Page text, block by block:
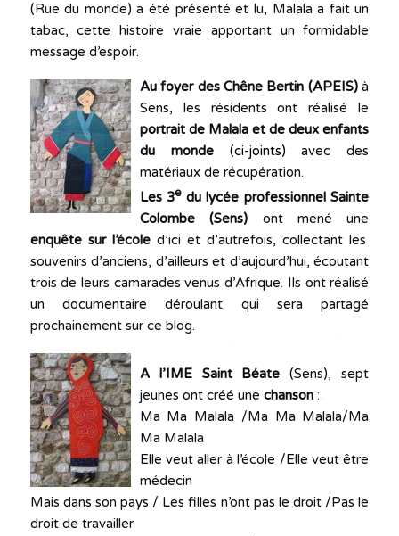
(Rue du monde) a été présenté et lu, Malala a fait un
tabac, cette histoire vraie apportant un formidable
message d’espoir.
Au foyer des Chêne Bertin (APEIS)à
Sens, les résidents ont réalisé le
portrait de Malala et de deux enfants
du monde (ci-joints)avec des
matériaux de récupération.
Les 3edu lycée professionnel Sainte
Colombe (Sens) ont mené une
enquête sur l’écoled’ici et d’autrefois, collectant les
souvenirs d’anciens, d’ailleurs et d’aujourd’hui, écoutant
trois de leurs camarades venus d’Afrique. Ils ont réalisé
un documentaire déroulant qui sera partagé
prochainement sur ce blog.
A l’IME Saint Béate(Sens), sept
jeunes ont créé une chanson :
Ma Ma Malala /Ma Ma Malala/Ma
Ma Malala
Elle veut aller à l’école /Elle veut être
médecin
Mais dans son pays / Les filles n’ont pas le droit /Pas le
droit de travailler